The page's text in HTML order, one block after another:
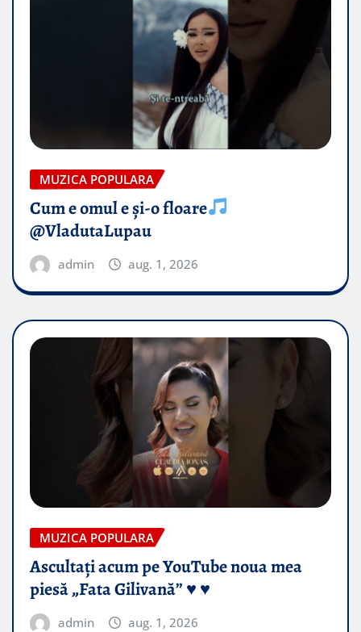
MUZICA POPULARA
Cum e omul e și-o floare
@VladutaLupau
admin aug. 1, 2026
MUZICA POPULARA
Ascultați acum pe YouTube noua mea
piesă „Fata Gilivană” ♥️ ♥️
admin aug. 1, 2026